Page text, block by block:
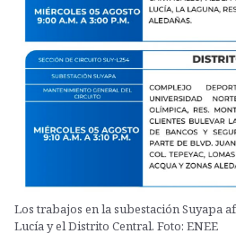
Los trabajos en la subestación Suyapa
Lucía y el Distrito Central. Foto: ENEE